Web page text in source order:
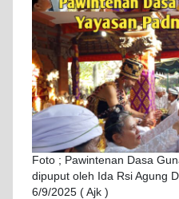
Foto ; Pawintenan Dasa
dipuput oleh Ida Rsi Agung
6/9/2025 ( Ajk )